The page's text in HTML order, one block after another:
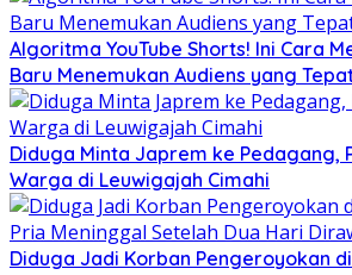
Algoritma YouTube Shorts! Ini Cara
Baru Menemukan Audiens yang
Diduga Minta Japrem ke Pedagang,
Warga di Leuwigajah Cimahi
Diduga Jadi Korban Pengeroyokan